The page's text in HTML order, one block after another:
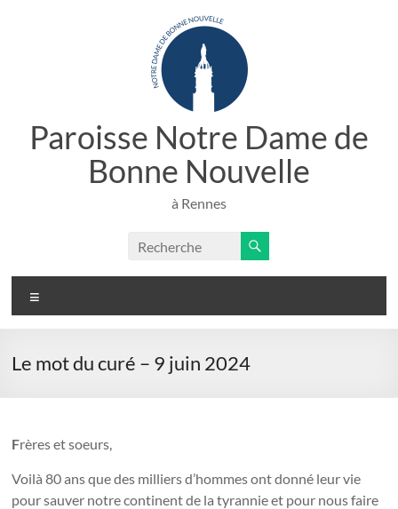
Paroisse Notre Dame de
Bonne Nouvelle
à Rennes
Le mot du curé – 9 juin 2024
Frères et soeurs,
Voilà 80 ans que des milliers d’hommes ont donné leur vie
pour sauver notre continent de la tyrannie et pour nous faire